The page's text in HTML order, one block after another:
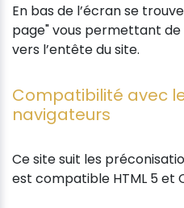
En bas de l’écran se
page" vous permettant
vers l’entête du site.
Compatibilité avec
navigateurs
Ce site suit les
est compatible HTML 5 et